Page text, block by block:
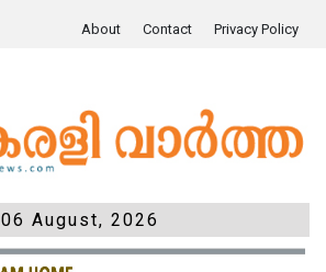
About Contact Privacy Policy
06 August, 2026